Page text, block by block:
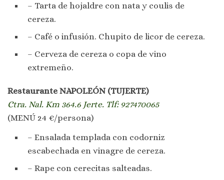
– Tarta de hojaldre con nata y coulis de
cereza.
– Café o infusión. Chupito de licor de cereza.
– Cerveza de cereza o copa de vino
extremeño.
Restaurante NAPOLEÓN (TUJERTE)
Ctra. Nal. Km 364.6 Jerte. Tlf: 927470065
(MENÚ 24 €/persona)
– Ensalada templada con codorniz
escabechada en vinagre de cereza.
– Rape con cerecitas salteadas.